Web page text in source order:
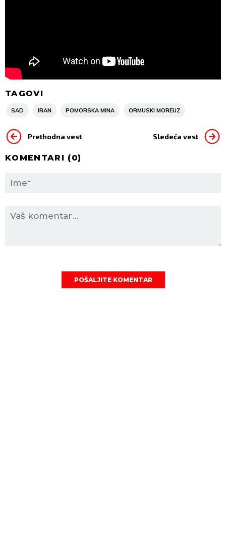
TAGOVI
SAD IRAN POMORSKA MINA ORMUSKI MOREUZ
Prethodna vest Sledeća vest
KOMENTARI (0)
POŠALJITE KOMENTAR